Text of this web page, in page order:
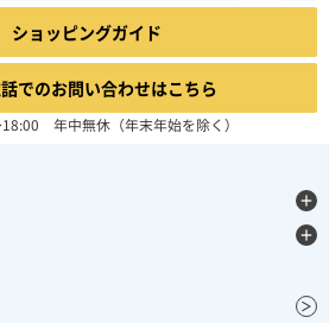
ショッピングガイド
でのお問い合わせはこちら
年中無休（年末年始を除く）